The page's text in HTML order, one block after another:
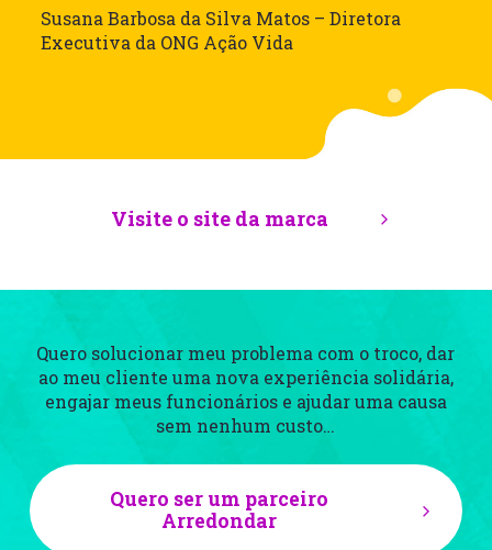
Susana Barbosa da Silva Matos – Diretora
Executiva da ONG Ação Vida
Visite o site da marca
Quero solucionar meu problema com o troco, dar
ao meu cliente uma nova experiência solidária,
engajar meus funcionários e ajudar uma causa
sem nenhum custo…
Quero ser um parceiro
Arredondar